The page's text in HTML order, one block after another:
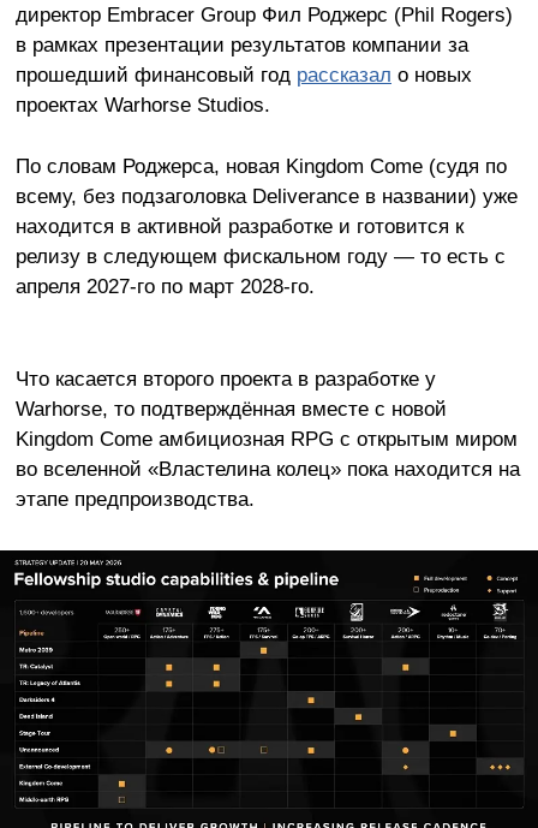
директор Embracer Group Фил Роджерс (Phil Rogers)
в рамках презентации результатов компании за
прошедший финансовый год рассказал о новых
проектах Warhorse Studios.
По словам Роджерса, новая Kingdom Come (судя по
всему, без подзаголовка Deliverance в названии) уже
находится в активной разработке и готовится к
релизу в следующем фискальном году — то есть с
апреля 2027-го по март 2028-го.
Что касается второго проекта в разработке у
Warhorse, то подтверждённая вместе с новой
Kingdom Come амбициозная RPG с открытым миром
во вселенной «Властелина колец» пока находится на
этапе предпроизводства.